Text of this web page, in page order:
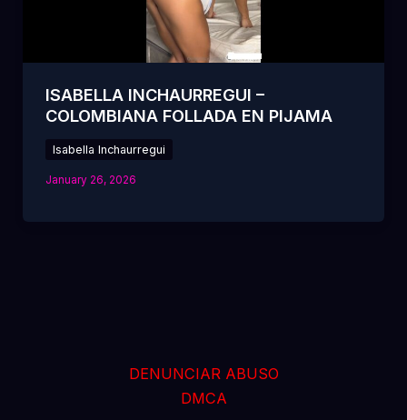
ISABELLA INCHAURREGUI –
COLOMBIANA FOLLADA EN PIJAMA
Isabella Inchaurregui
January 26, 2026
DENUNCIAR ABUSO
DMCA